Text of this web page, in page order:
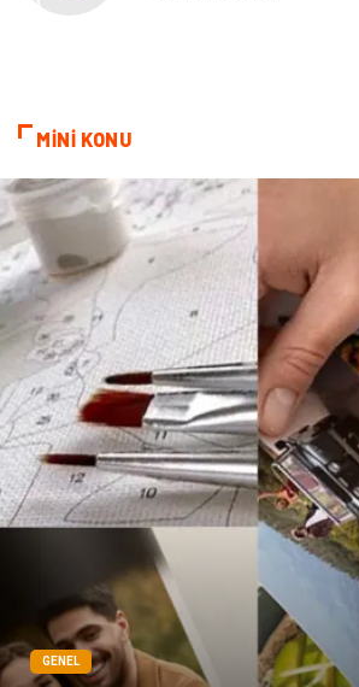
Moda
Bakım Kültür
Basın Yayın İthalat
Dernekler ve Birlikler
Telekomünikasyon Tarım &
Periyodik Kontrol Spor
MİNİ KONU
GENEL